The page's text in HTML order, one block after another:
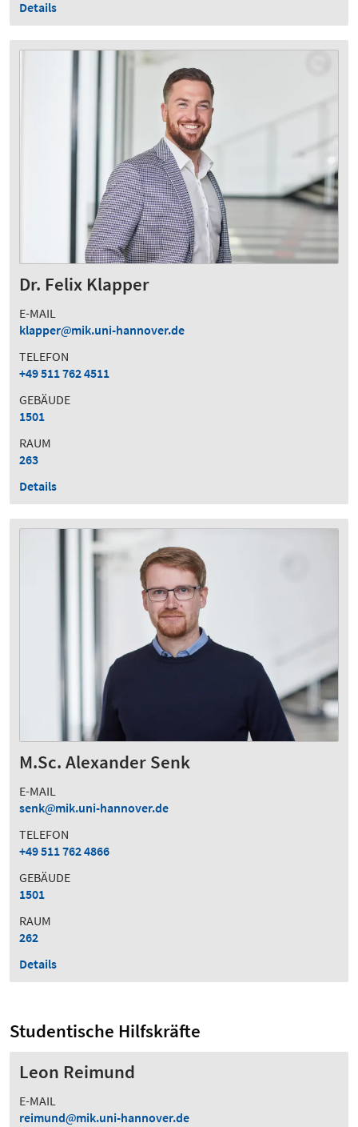
Details
Dr. Felix Klapper
E-MAIL
klapper
mik.uni-hannover.de
TELEFON
+49 511 762 4511
GEBÄUDE
1501
RAUM
263
Details
M.Sc. Alexander Senk
E-MAIL
senk
mik.uni-hannover.de
TELEFON
+49 511 762 4866
GEBÄUDE
1501
RAUM
262
Details
Studentische Hilfskräfte
Leon Reimund
E-MAIL
reimund
mik.uni-hannover.de